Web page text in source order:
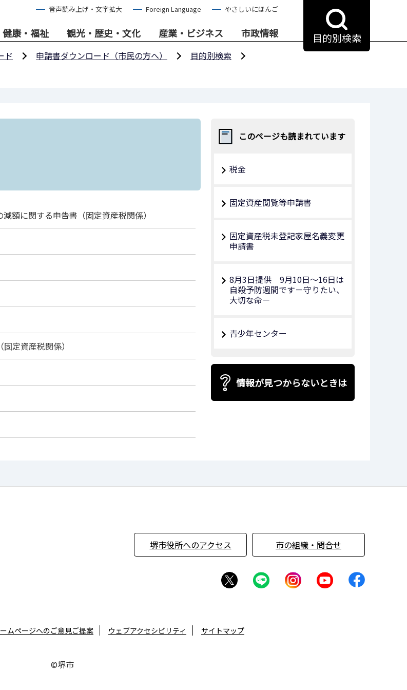
音声読み上げ・文字拡大 Foreign Language やさしいにほんご
健康・福祉 観光・歴史・文化 産業・ビジネス 市政情報 目的別検索
ド 申請書ダウンロード（市民の方へ）
目的別検索
額に関する申告書（固定資産税関係）
定資産税関係）
このページも読まれています
税金
固定資産閲覧等申請書
固定資産税未登記家屋名義変更
申請書
8月3日提供 9月10日～16日は
自殺予防週間です－守りたい、
大切な命－
青少年センター
情報が見つからないときは
堺市役所へのアクセス 市の組織・問合せ
ムページへのご意見ご提案 ウェブアクセシビリティ サイトマップ
©堺市